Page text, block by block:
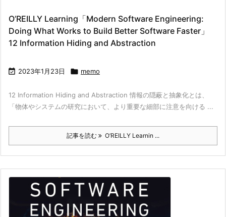
O’REILLY Learning「Modern Software Engineering:
Doing What Works to Build Better Software Faster」
12 Information Hiding and Abstraction
 2023年1月23日  memo
12 Information Hiding and Abstraction 情報の隠蔽と抽象化とは、
「物体やシステムの研究において、より重要な細部に注意を向ける ...
記事を読む O’REILLY Learnin ...